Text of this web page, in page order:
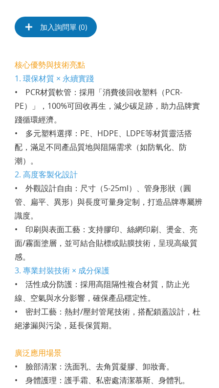
加入詢問單 (0)
核心優勢與技術亮點
1. 環保材質 × 永續實踐
• PCR材質軟管：採用「消費後回收塑料（PCR-
PE）」，100%可回收再生，減少碳足跡，助力品牌實
踐循環經濟。
• 多元塑料選擇：PE、HDPE、LDPE等材質靈活搭
配，滿足不同產品質地與阻隔需求（如防氧化、防
潮）。
2. 高度客製化設計
• 外觀設計自由：尺寸（5-25ml）、管身形狀（圓
管、扁平、異形）與長度可量身定制，打造品牌專屬辨
識度。
• 印刷與表面工藝：支持膠印、絲網印刷、燙金、亮
面/霧面塗層，並可結合貼標或貼膜技術，呈現高級質
感。
3. 專業封裝技術 × 成分保護
• 活性成分防護：採用高阻隔性複合材質，防止光
線、空氣與水分影響，確保產品穩定性。
• 密封工藝：熱封/壓封管尾技術，搭配鎖蓋設計，杜
絕滲漏與污染，延長保質期。
廣泛應用場景
• 臉部清潔：洗面乳、去角質凝膠、卸妝膏。
• 身體護理：護手霜、私密處清潔慕斯、身體乳。